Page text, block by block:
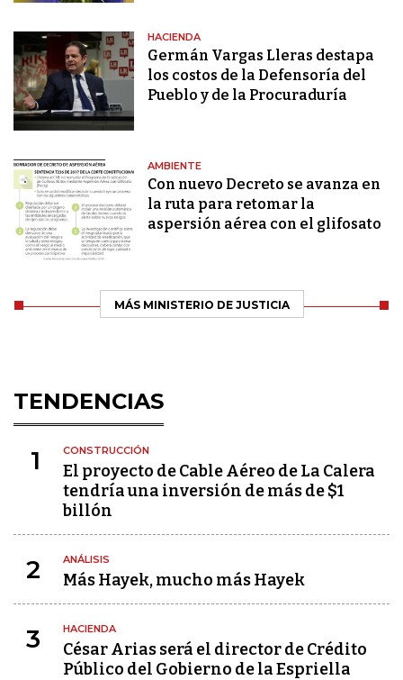
HACIENDA
Germán Vargas Lleras destapa
los costos de la Defensoría del
Pueblo y de la Procuraduría
AMBIENTE
Con nuevo Decreto se avanza en
la ruta para retomar la
aspersión aérea con el glifosato
MÁS MINISTERIO DE JUSTICIA
TENDENCIAS
1 CONSTRUCCIÓN
El proyecto de Cable Aéreo de La Calera
tendría una inversión de más de $1
billón
2 ANÁLISIS
Más Hayek, mucho más Hayek
3 HACIENDA
César Arias será el director de Crédito
Público del Gobierno de la Espriella